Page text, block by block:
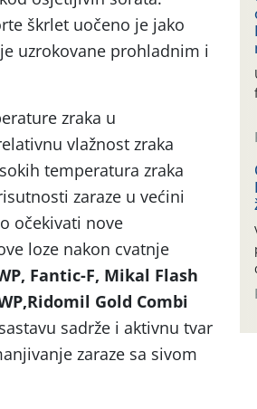
škrlet uočeno je jako
uzrokovane prohladnim i
zraka u
vlažnost zraka
temperatura zraka
zaraze u većini
očekivati nove
loze nakon cvatnje
Fantic-F, Mikal Flash
Ridomil Gold Combi
sadrže i aktivnu tvar
zaraze sa sivom